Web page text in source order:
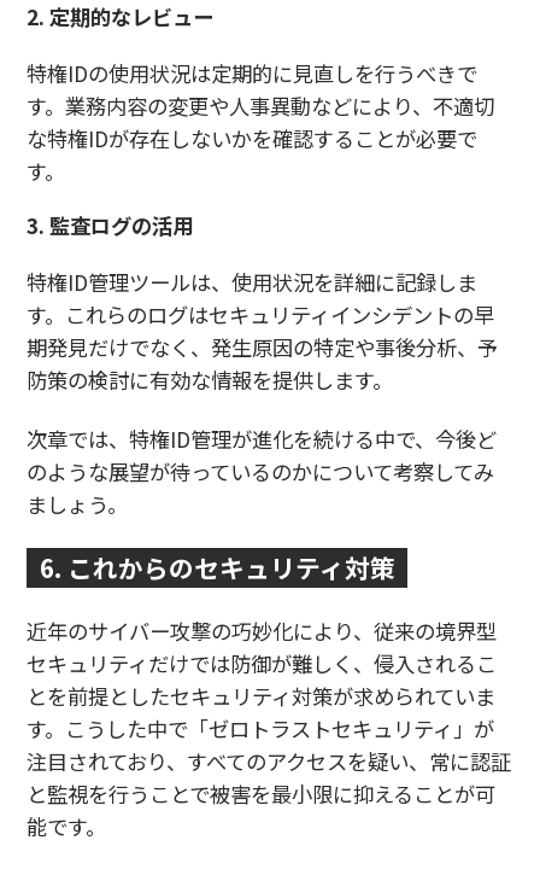
2. 定期的なレビュー
特権IDの使用状況は定期的に見直しを行うべきで
す。業務内容の変更や人事異動などにより、不適切
な特権IDが存在しないかを確認することが必要で
す。
3. 監査ログの活用
特権ID管理ツールは、使用状況を詳細に記録しま
す。これらのログはセキュリティインシデントの早
期発見だけでなく、発生原因の特定や事後分析、予
防策の検討に有効な情報を提供します。
次章では、特権ID管理が進化を続ける中で、今後ど
のような展望が待っているのかについて考察してみ
ましょう。
6. これからのセキュリティ対策
近年のサイバー攻撃の巧妙化により、従来の境界型
セキュリティだけでは防御が難しく、侵入されるこ
とを前提としたセキュリティ対策が求められていま
す。こうした中で「ゼロトラストセキュリティ」が
注目されており、すべてのアクセスを疑い、常に認証
と監視を行うことで被害を最小限に抑えることが可
能です。